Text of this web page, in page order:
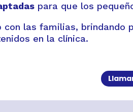
para que los
las familias,
en la clínica.